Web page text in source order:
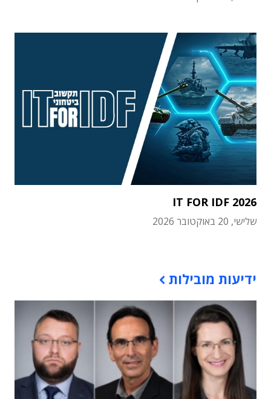
IT FOR IDF 2026
שלישי, 20 באוקטובר 2026
ידיעות מובילות